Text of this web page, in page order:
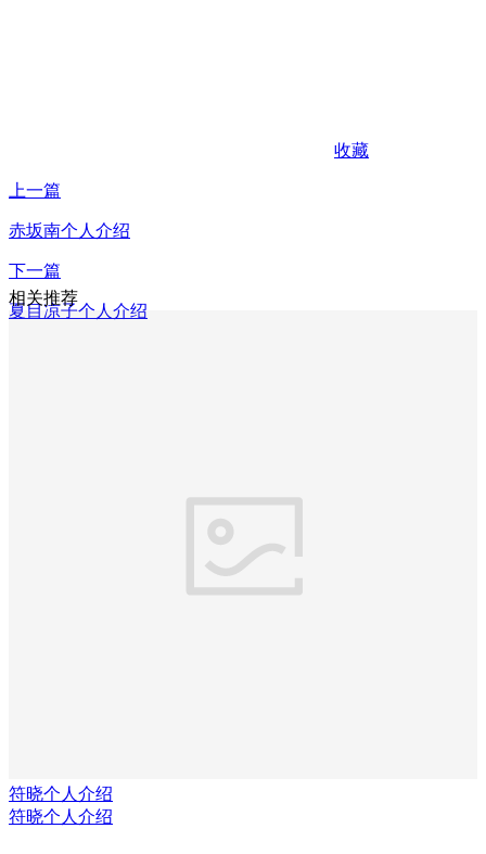
收藏
上一篇
赤坂南个人介绍
下一篇
夏目凉子个人介绍
相关推荐
符晓个人介绍
符晓个人介绍